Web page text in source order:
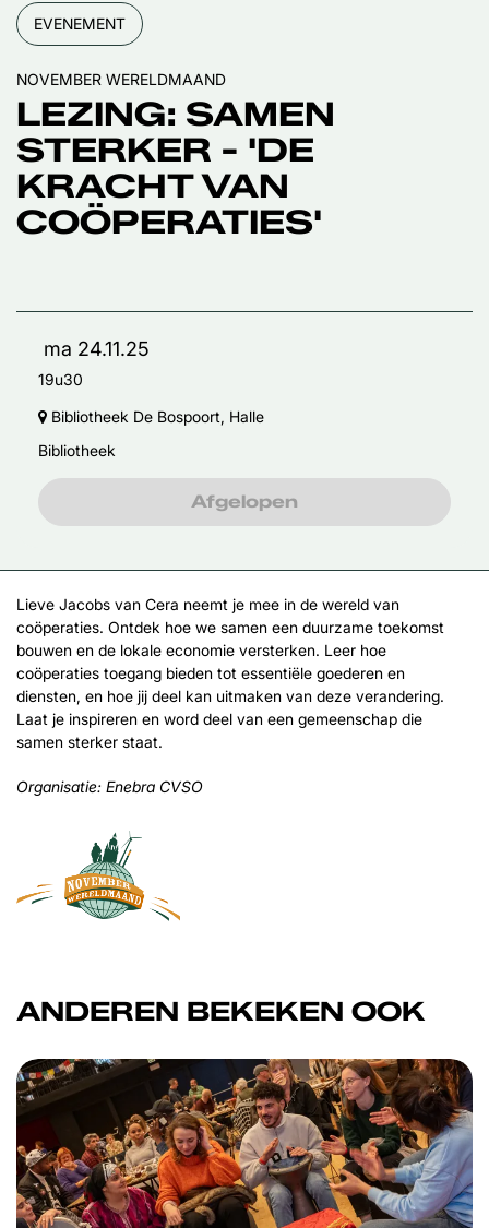
EVENEMENT
LEZING: SAMEN
STERKER - 'DE
KRACHT VAN
COÖPERATIES'
NOVEMBER WERELDMAAND
ma 24.11.25
19u30
Bibliotheek De Bospoort, Halle
Bibliotheek
Afgelopen
Lieve Jacobs van Cera neemt je mee in de wereld van
coöperaties. Ontdek hoe we samen een duurzame toekomst
bouwen en de lokale economie versterken. Leer hoe
coöperaties toegang bieden tot essentiële goederen en
diensten, en hoe jij deel kan uitmaken van deze verandering.
Laat je inspireren en word deel van een gemeenschap die
samen sterker staat.
Organisatie: Enebra CVSO
ANDEREN BEKEKEN OOK
Overslaan